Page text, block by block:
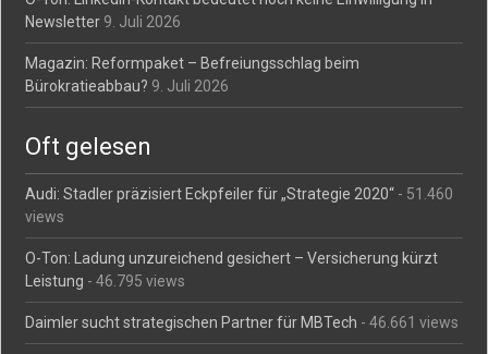
Newsletter 9. Juli 2026
Magazin: Reformpaket – Befreiungsschlag beim
Bürokratieabbau? 9. Juli 2026
Oft gelesen
Audi: Stadler präzisiert Eckpfeiler für „Strategie 2020“ - 51.460
views
O-Ton: Ladung unzureichend gesichert – Versicherung kürzt
Leistung - 46.795 views
Daimler sucht strategischen Partner für MBTech - 46.661 views